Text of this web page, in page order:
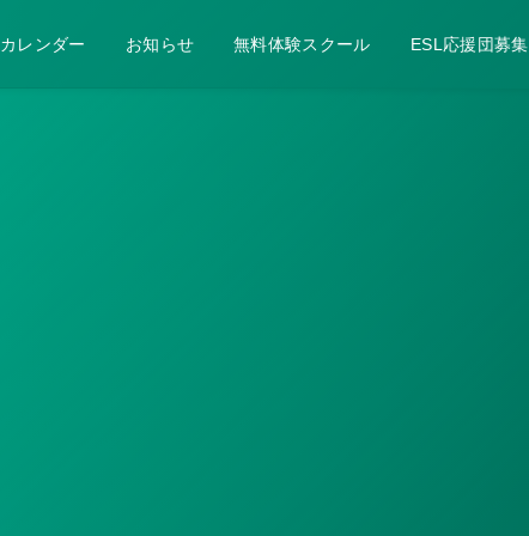
カレンダー お知らせ 無料体験スクール ESL応援団募集